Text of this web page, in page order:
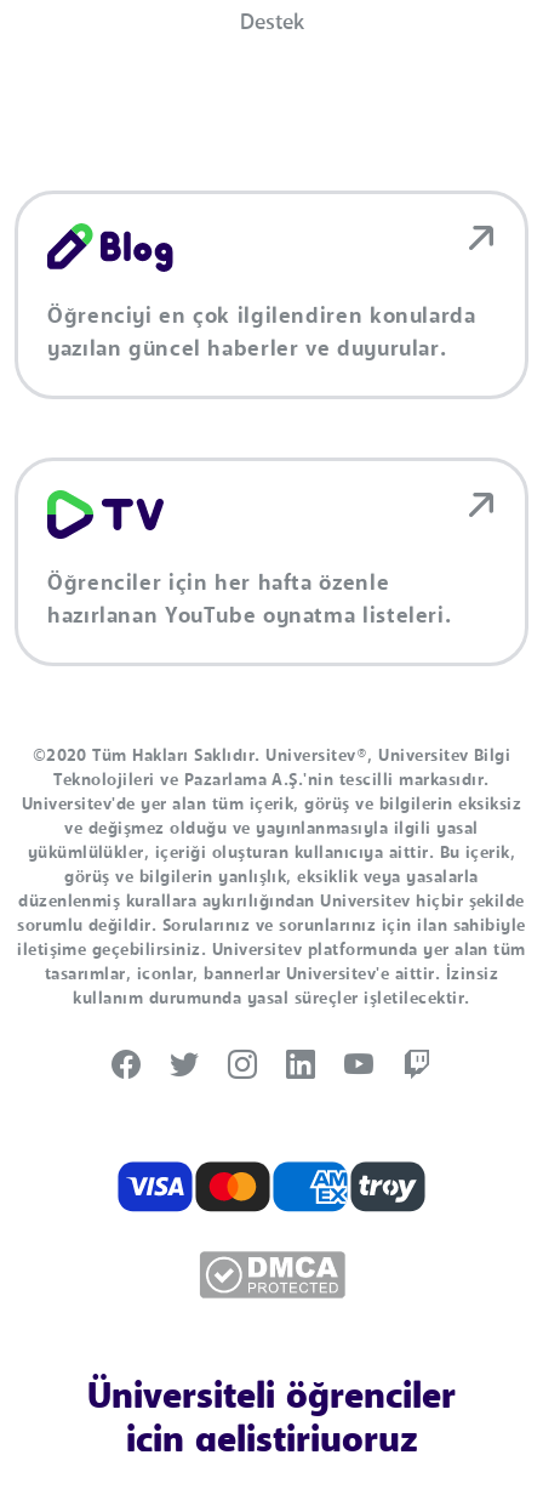
Destek
Öğrenciyi en çok ilgilendiren konularda
yazılan güncel haberler ve duyurular.
Öğrenciler için her hafta özenle
hazırlanan YouTube oynatma listeleri.
©2020 Tüm Hakları Saklıdır. Universitev®, Universitev Bilgi
Teknolojileri ve Pazarlama A.Ş.'nin tescilli markasıdır.
Universitev'de yer alan tüm içerik, görüş ve bilgilerin eksiksiz
ve değişmez olduğu ve yayınlanmasıyla ilgili yasal
yükümlülükler, içeriği oluşturan kullanıcıya aittir. Bu içerik,
görüş ve bilgilerin yanlışlık, eksiklik veya yasalarla
düzenlenmiş kurallara aykırılığından Universitev hiçbir şekilde
sorumlu değildir. Sorularınız ve sorunlarınız için ilan sahibiyle
iletişime geçebilirsiniz. Universitev platformunda yer alan tüm
tasarımlar, iconlar, bannerlar Universitev'e aittir. İzinsiz
kullanım durumunda yasal süreçler işletilecektir.
Üniversiteli öğrenciler
için geliştiriyoruz